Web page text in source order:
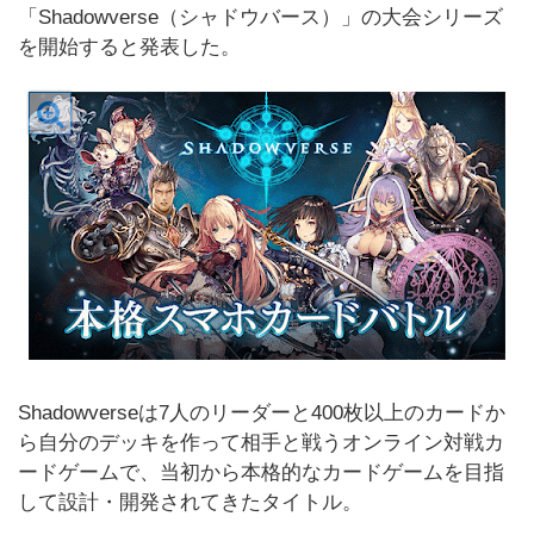
「Shadowverse（シャドウバース）」の大会シリーズ
を開始すると発表した。
Shadowverseは7人のリーダーと400枚以上のカードか
ら自分のデッキを作って相手と戦うオンライン対戦カ
ードゲームで、当初から本格的なカードゲームを目指
して設計・開発されてきたタイトル。